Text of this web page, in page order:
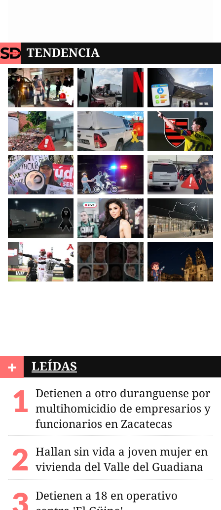
TENDENCIA
+ LEÍDAS
Detienen a otro duranguense por
multihomicidio de empresarios y
funcionarios en Zacatecas
Hallan sin vida a joven mujer en
vivienda del Valle del Guadiana
Detienen a 18 en operativo